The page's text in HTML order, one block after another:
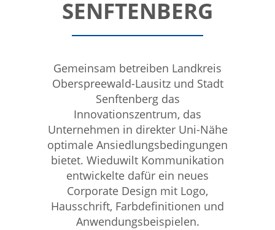
SENFTENBERG
Gemeinsam betreiben Landkreis
Oberspreewald-Lausitz und Stadt
Senftenberg das
Innovationszentrum, das
Unternehmen in direkter Uni-Nähe
optimale Ansiedlungsbedingungen
bietet. Wieduwilt Kommunikation
entwickelte dafür ein neues
Corporate Design mit Logo,
Hausschrift, Farbdefinitionen und
Anwendungsbeispielen.